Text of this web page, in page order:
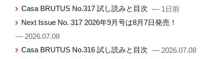
Casa BRUTUS No.317 試し読みと目次 — 1日前
Next Issue No. 317 2026年9月号は8月7日発売！
— 2026.07.08
Casa BRUTUS No.316 試し読みと目次 — 2026.07.08